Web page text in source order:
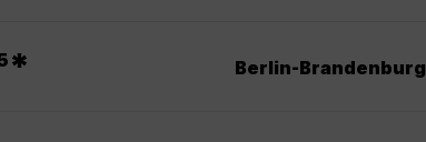
* Berlin-Brandenburg